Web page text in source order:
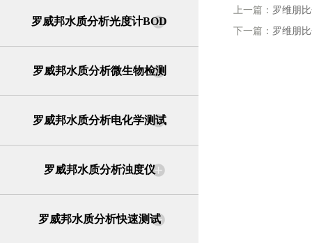
罗威邦水质分析光度计BOD
罗威邦水质分析微生物检测
罗威邦水质分析电化学测试
罗威邦水质分析浊度仪
罗威邦水质分析快速测试
上一篇： 罗维朋
下一篇： 罗维朋